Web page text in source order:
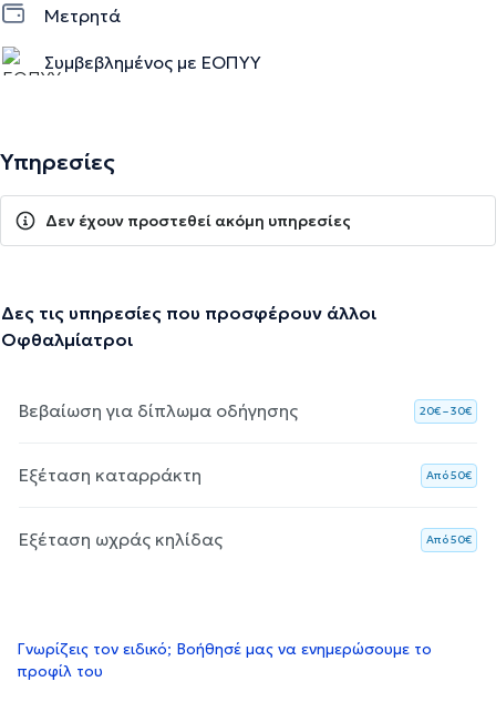
Μετρητά
Συμβεβλημένος με ΕΟΠΥΥ
Υπηρεσίες
Δεν έχουν προστεθεί ακόμη υπηρεσίες
Δες τις υπηρεσίες που προσφέρουν άλλοι
Οφθαλμίατροι
Βεβαίωση για δίπλωμα οδήγησης 20€ – 30€
Εξέταση καταρράκτη Aπό 50€
Εξέταση ωχράς κηλίδας Aπό 50€
Γνωρίζεις τον ειδικό; Βοήθησέ μας να ενημερώσουμε το
προφίλ του